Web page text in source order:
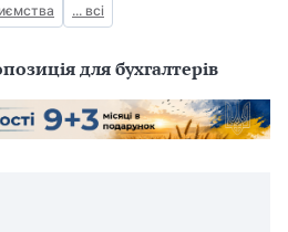
... всі
для бухгалтерів